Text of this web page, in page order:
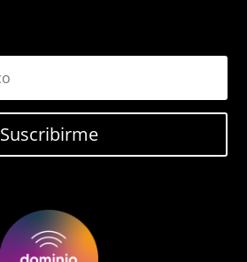
Suscribirme